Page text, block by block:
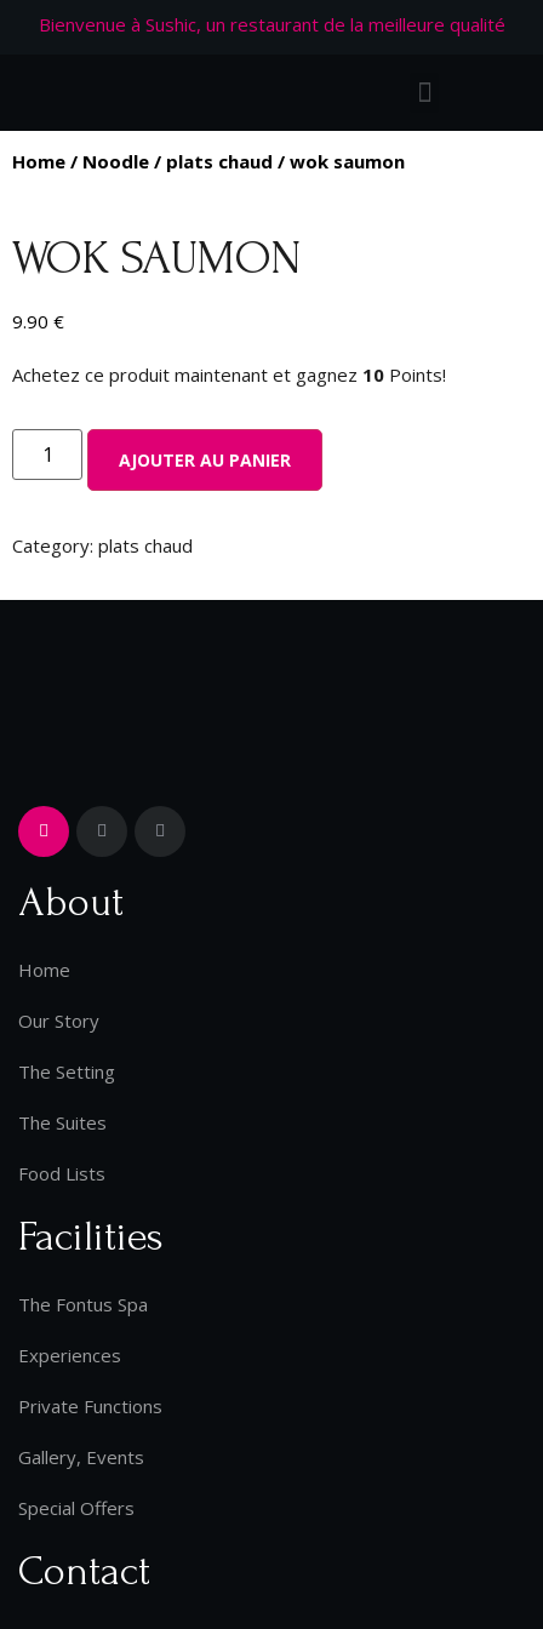
Bienvenue à Sushic, un restaurant de la meilleure qualité
Home / Noodle / plats chaud / wok saumon
WOK SAUMON
9.90 €
Achetez ce produit maintenant et gagnez 10 Points!
AJOUTER AU PANIER
Category: plats chaud
About
Home
Our Story
The Setting
The Suites
Food Lists
Facilities
The Fontus Spa
Experiences
Private Functions
Gallery, Events
Special Offers
Contact